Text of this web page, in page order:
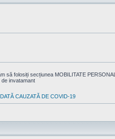
să folosiți secțiunea MOBILITATE
invatamant
CAUZATĂ DE COVID-19